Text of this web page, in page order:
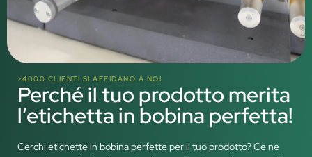
>4000 CLIENTI SI AFFIDANO A NOI
Perché il tuo prodotto merita
l’etichetta in bobina perfetta!
Cerchi etichette in bobina perfette per il tuo prodotto? Ce ne